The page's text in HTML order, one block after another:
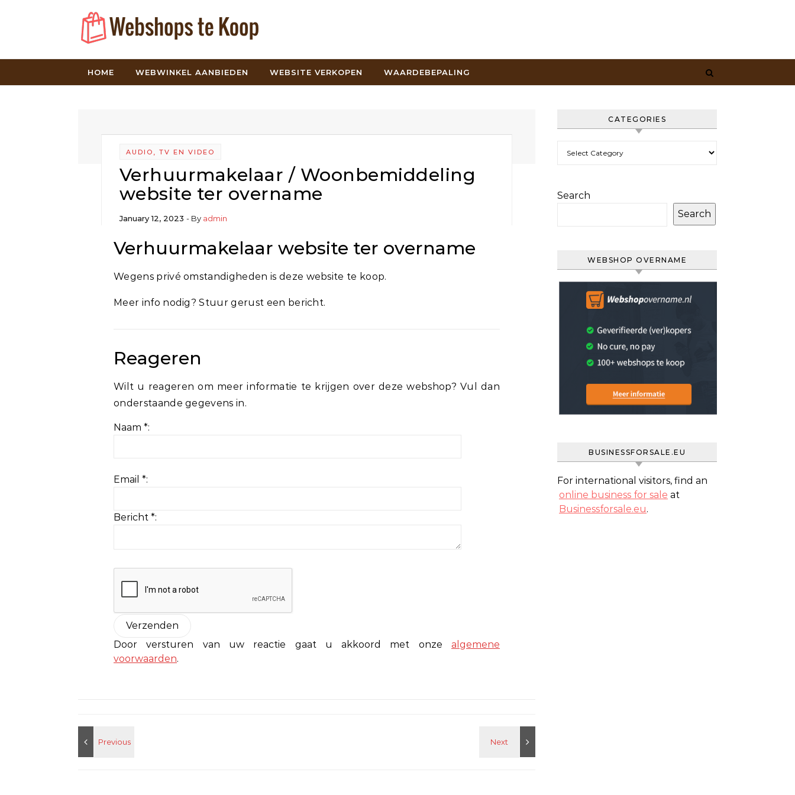
HOME WEBWINKEL AANBIEDEN WEBSITE VERKOPEN WAARDEBEPALING
AUDIO, TV EN VIDEO
Verhuurmakelaar / Woonbemiddeling
website ter overname
January 12, 2023 - By admin
Verhuurmakelaar website ter overname
Wegens privé omstandigheden is deze website te koop.
Meer info nodig? Stuur gerust een bericht.
Reageren
Wilt u reageren om meer informatie te krijgen over deze webshop? Vul dan
onderstaande gegevens in.
Naam *:
Email *:
Bericht *:
Door versturen van uw reactie gaat u akkoord met onze algemene
voorwaarden.
CATEGORIES
Search
Search
WEBSHOP OVERNAME
BUSINESSFORSALE.EU
For international visitors, find an
online business for sale at
Businessforsale.eu.